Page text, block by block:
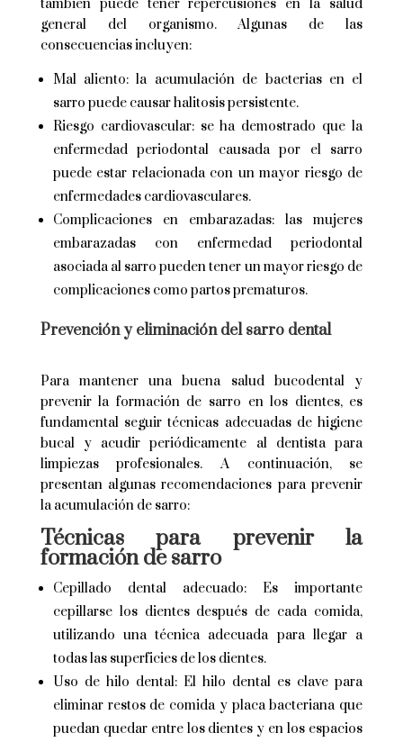
también puede tener repercusiones en la salud
general del organismo. Algunas de las
consecuencias incluyen:
Mal aliento: la acumulación de bacterias en el
sarro puede causar halitosis persistente.
Riesgo cardiovascular: se ha demostrado que la
enfermedad periodontal causada por el sarro
puede estar relacionada con un mayor riesgo de
enfermedades cardiovasculares.
Complicaciones en embarazadas: las mujeres
embarazadas con enfermedad periodontal
asociada al sarro pueden tener un mayor riesgo de
complicaciones como partos prematuros.
Prevención y eliminación del sarro dental
Para mantener una buena salud bucodental y
prevenir la formación de sarro en los dientes, es
fundamental seguir técnicas adecuadas de higiene
bucal y acudir periódicamente al dentista para
limpiezas profesionales. A continuación, se
presentan algunas recomendaciones para prevenir
la acumulación de sarro:
Técnicas para prevenir la
formación de sarro
Cepillado dental adecuado: Es importante
cepillarse los dientes después de cada comida,
utilizando una técnica adecuada para llegar a
todas las superficies de los dientes.
Uso de hilo dental: El hilo dental es clave para
eliminar restos de comida y placa bacteriana que
puedan quedar entre los dientes y en los espacios